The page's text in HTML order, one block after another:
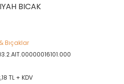
BICAK
Bıçaklar
TL + KDV